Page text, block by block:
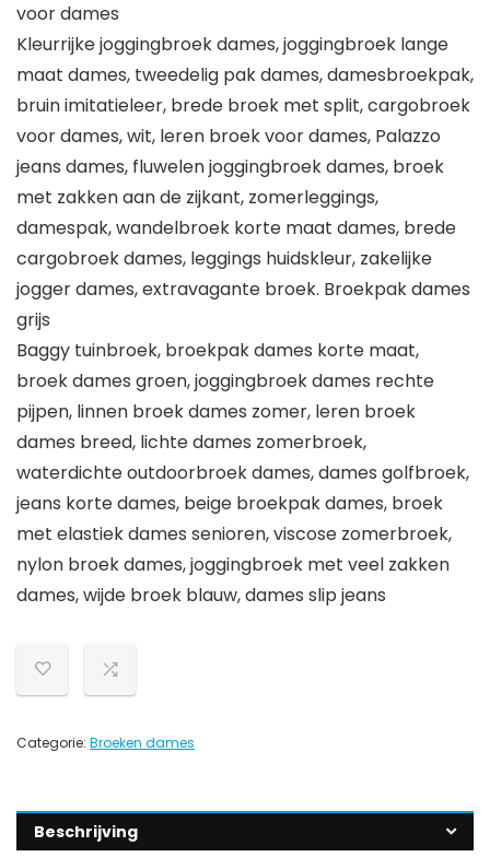
voor dames
Kleurrijke joggingbroek dames, joggingbroek lange
maat dames, tweedelig pak dames, damesbroekpak,
bruin imitatieleer, brede broek met split, cargobroek
voor dames, wit, leren broek voor dames, Palazzo
jeans dames, fluwelen joggingbroek dames, broek
met zakken aan de zijkant, zomerleggings,
damespak, wandelbroek korte maat dames, brede
cargobroek dames, leggings huidskleur, zakelijke
jogger dames, extravagante broek. Broekpak dames
grijs
Baggy tuinbroek, broekpak dames korte maat,
broek dames groen, joggingbroek dames rechte
pijpen, linnen broek dames zomer, leren broek
dames breed, lichte dames zomerbroek,
waterdichte outdoorbroek dames, dames golfbroek,
jeans korte dames, beige broekpak dames, broek
met elastiek dames senioren, viscose zomerbroek,
nylon broek dames, joggingbroek met veel zakken
dames, wijde broek blauw, dames slip jeans
Categorie: Broeken dames
Beschrijving